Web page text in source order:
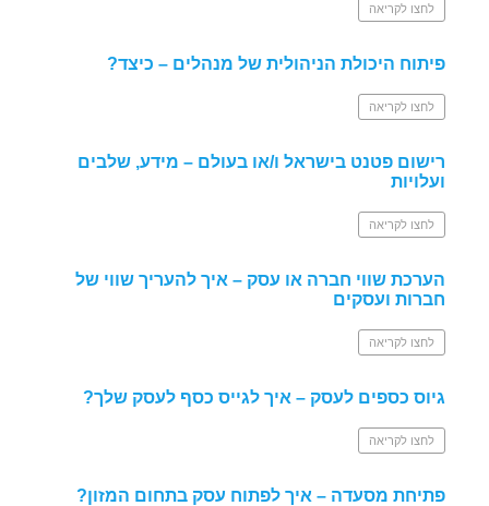
לחצו לקריאה
פיתוח היכולת הניהולית של מנהלים – כיצד?
לחצו לקריאה
רישום פטנט בישראל ו/או בעולם – מידע, שלבים
ועלויות
לחצו לקריאה
הערכת שווי חברה או עסק – איך להעריך שווי של
חברות ועסקים
לחצו לקריאה
גיוס כספים לעסק – איך לגייס כסף לעסק שלך?
לחצו לקריאה
פתיחת מסעדה – איך לפתוח עסק בתחום המזון?